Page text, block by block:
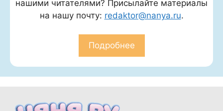
нашими читателями? Присылайте материалы
на нашу почту: redaktor@nanya.ru.
Подробнее